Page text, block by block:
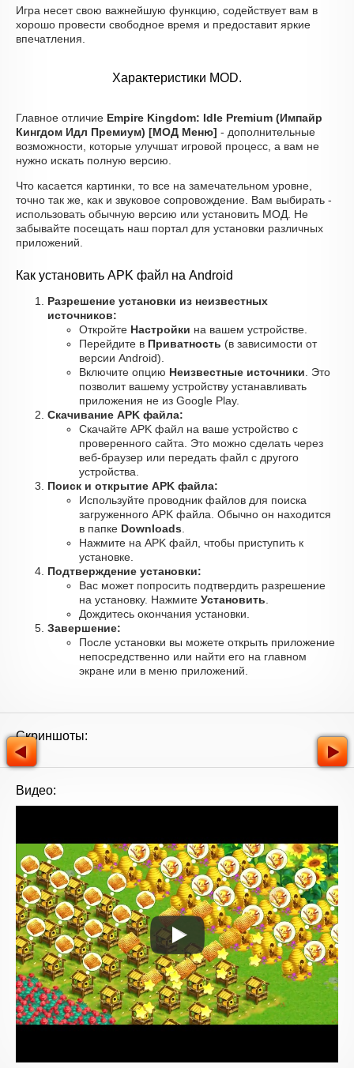
Игра несет свою важнейшую функцию, содействует вам в
хорошо провести свободное время и предоставит яркие
впечатления.
Характеристики MOD.
Главное отличие Empire Kingdom: Idle Premium (Импайр
Кингдом Идл Премиум) [МОД Меню] - дополнительные
возможности, которые улучшат игровой процесс, а вам не
нужно искать полную версию.
Что касается картинки, то все на замечательном уровне,
точно так же, как и звуковое сопровождение. Вам выбирать -
использовать обычную версию или установить МОД. Не
забывайте посещать наш портал для установки различных
приложений.
Как установить APK файл на Android
Разрешение установки из неизвестных
источников:
Откройте Настройки на вашем устройстве.
Перейдите в Приватность (в зависимости от
версии Android).
Включите опцию Неизвестные источники . Это
позволит вашему устройству устанавливать
приложения не из Google Play.
Скачивание APK файла:
Скачайте APK файл на ваше устройство с
проверенного сайта. Это можно сделать через
веб-браузер или передать файл с другого
устройства.
Поиск и открытие APK файла:
Используйте проводник файлов для поиска
загруженного APK файла. Обычно он находится
в папке Downloads
Нажмите на APK файл, чтобы приступить к
установке.
Подтверждение установки:
Вас может попросить подтвердить разрешение
на установку. Нажмите Установить
Дождитесь окончания установки.
Завершение:
После установки вы можете открыть приложение
непосредственно или найти его на главном
экране или в меню приложений.
Скриншоты:
Видео: